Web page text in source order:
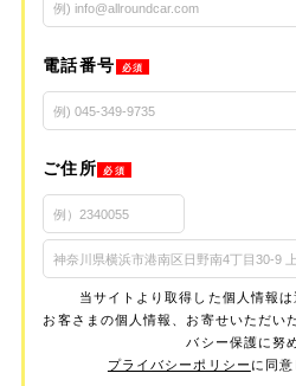
電話番号 必須
ご住所 必須
当サイトより取得した個人情報は
お客さまの個人情報、お寄せいただい
バシー保護に努
プライバシーポリシーに同